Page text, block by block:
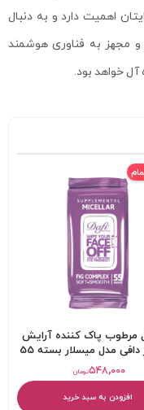
اهمیت دارد و به دنبال
مجهز به فناوری هوشمند
خواهد بود.
مرطوب پاک کننده آرایش
درب دار دافی مدل میسلار بسته 55
عددیتومان۵۴۸,۰۰۰
افزودن به سبد خرید